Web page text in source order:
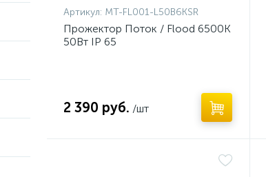
Артикул: MT-FL001-L50B6KSR
Прожектор Поток / Flood 6500К
50Вт IP 65
2 390 руб. /шт